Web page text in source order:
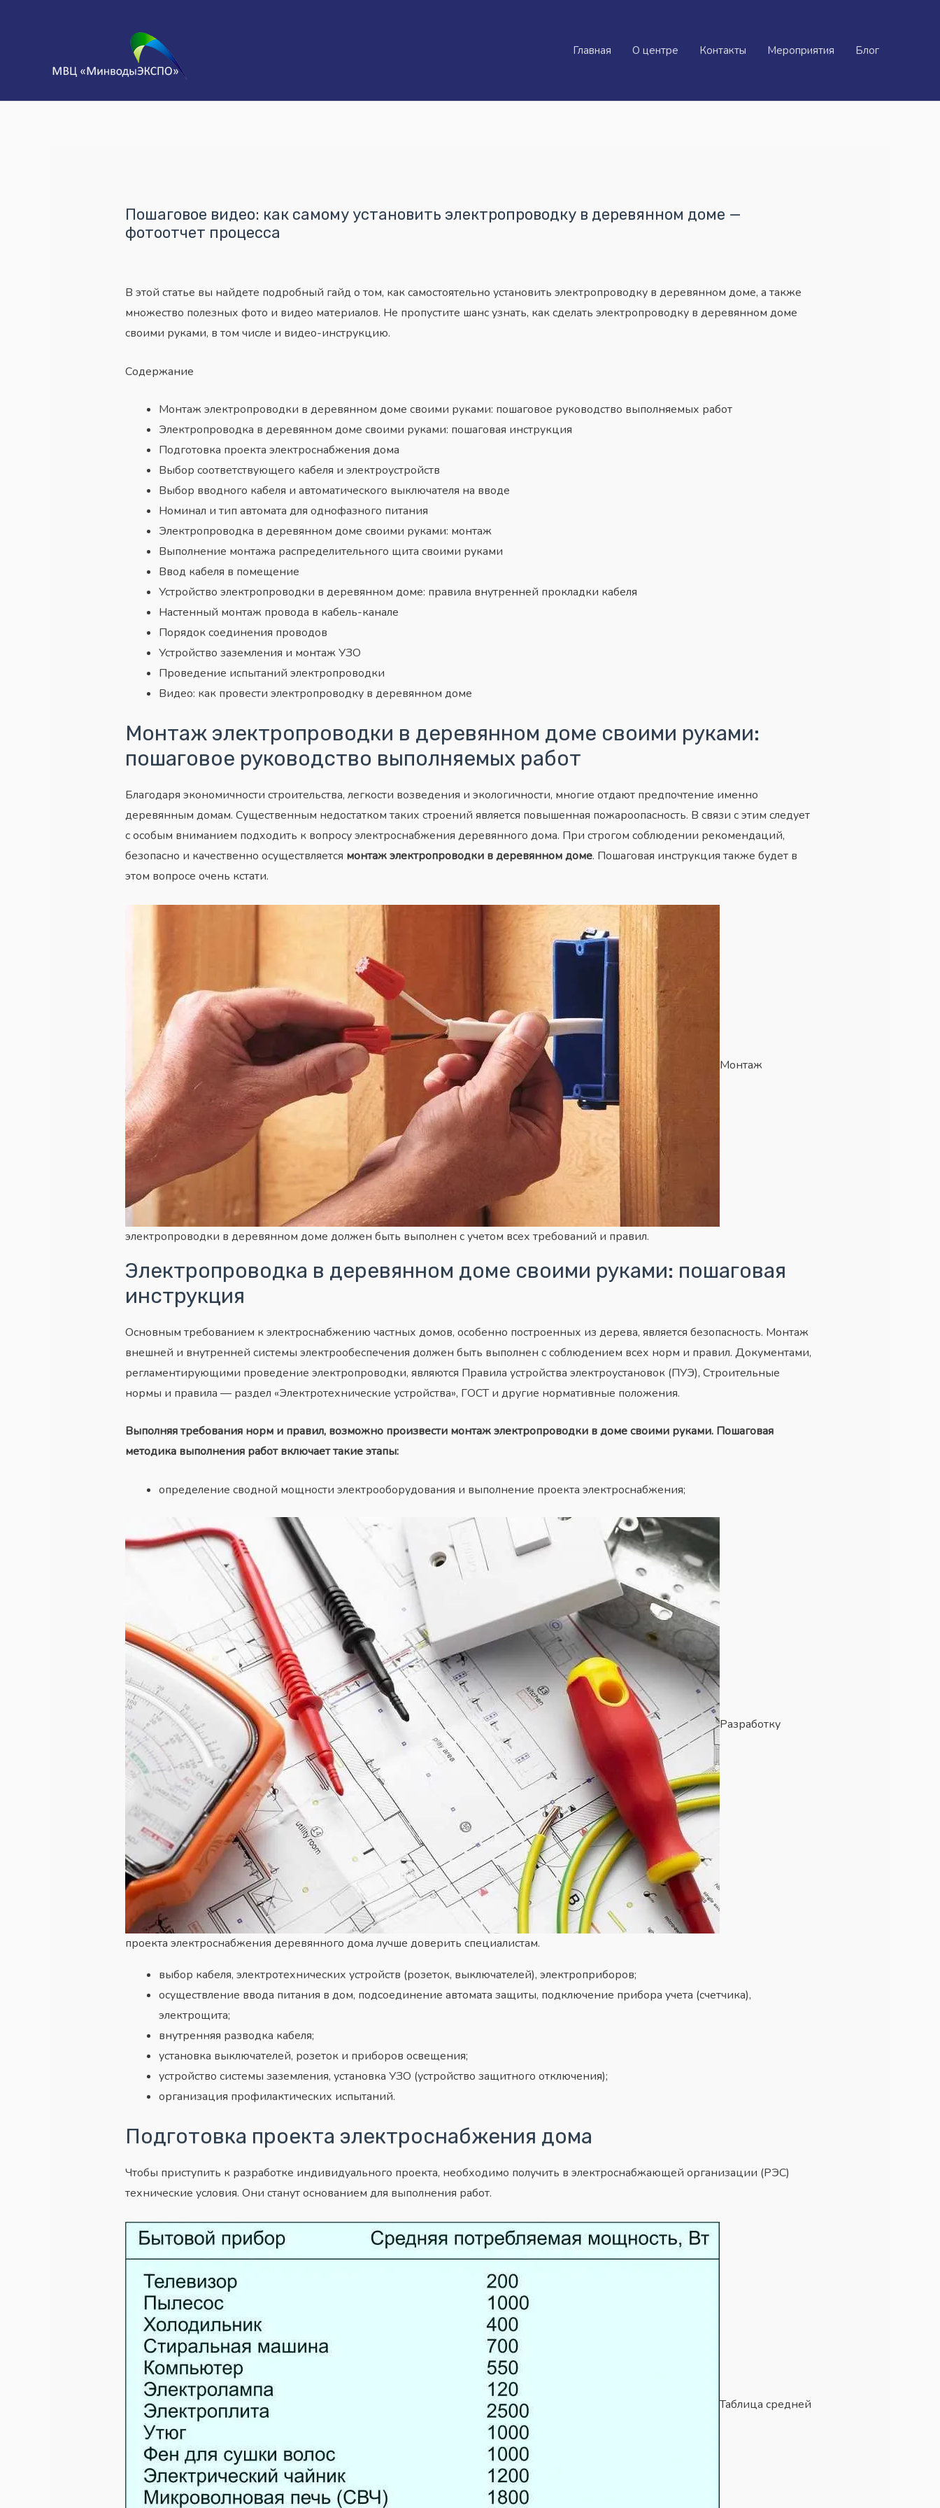
Главная О центре Контакты Мероприятия Блог
Пошаговое видео: как самому установить электропроводку в деревянном доме —
фотоотчет процесса
В этой статье вы найдете подробный гайд о том, как самостоятельно установить электропроводку в деревянном доме, а также
множество полезных фото и видео материалов. Не пропустите шанс узнать, как сделать электропроводку в деревянном доме
своими руками, в том числе и видео-инструкцию.
Содержание
Монтаж электропроводки в деревянном доме своими руками: пошаговое руководство выполняемых работ
Электропроводка в деревянном доме своими руками: пошаговая инструкция
Подготовка проекта электроснабжения дома
Выбор соответствующего кабеля и электроустройств
Выбор вводного кабеля и автоматического выключателя на вводе
Номинал и тип автомата для однофазного питания
Электропроводка в деревянном доме своими руками: монтаж
Выполнение монтажа распределительного щита своими руками
Ввод кабеля в помещение
Устройство электропроводки в деревянном доме: правила внутренней прокладки кабеля
Настенный монтаж провода в кабель-канале
Порядок соединения проводов
Устройство заземления и монтаж УЗО
Проведение испытаний электропроводки
Видео: как провести электропроводку в деревянном доме
Монтаж электропроводки в деревянном доме своими руками:
пошаговое руководство выполняемых работ
Благодаря экономичности строительства, легкости возведения и экологичности, многие отдают предпочтение именно
деревянным домам. Существенным недостатком таких строений является повышенная пожароопасность. В связи с этим следует
с особым вниманием подходить к вопросу электроснабжения деревянного дома. При строгом соблюдении рекомендаций,
безопасно и качественно осуществляется монтаж электропроводки в деревянном доме. Пошаговая инструкция также будет в
этом вопросе очень кстати.
Монтаж
электропроводки в деревянном доме должен быть выполнен с учетом всех требований и правил.
Электропроводка в деревянном доме своими руками: пошаговая
инструкция
Основным требованием к электроснабжению частных домов, особенно построенных из дерева, является безопасность. Монтаж
внешней и внутренней системы электрообеспечения должен быть выполнен с соблюдением всех норм и правил. Документами,
регламентирующими проведение электропроводки, являются Правила устройства электроустановок (ПУЭ), Строительные
нормы и правила — раздел «Электротехнические устройства», ГОСТ и другие нормативные положения.
Выполняя требования норм и правил, возможно произвести монтаж электропроводки в доме своими руками. Пошаговая
методика выполнения работ включает такие этапы:
определение сводной мощности электрооборудования и выполнение проекта электроснабжения;
Разработку
проекта электроснабжения деревянного дома лучше доверить специалистам.
выбор кабеля, электротехнических устройств (розеток, выключателей), электроприборов;
осуществление ввода питания в дом, подсоединение автомата защиты, подключение прибора учета (счетчика),
электрощита;
внутренняя разводка кабеля;
установка выключателей, розеток и приборов освещения;
устройство системы заземления, установка УЗО (устройство защитного отключения);
организация профилактических испытаний.
Подготовка проекта электроснабжения дома
Чтобы приступить к разработке индивидуального проекта, необходимо получить в электроснабжающей организации (РЭС)
технические условия. Они станут основанием для выполнения работ.
Таблица средней